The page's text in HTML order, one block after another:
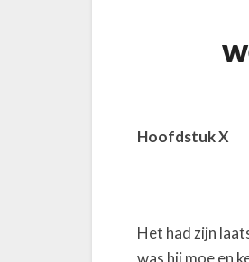
w
n
Hoofdstuk X
Het had zijn